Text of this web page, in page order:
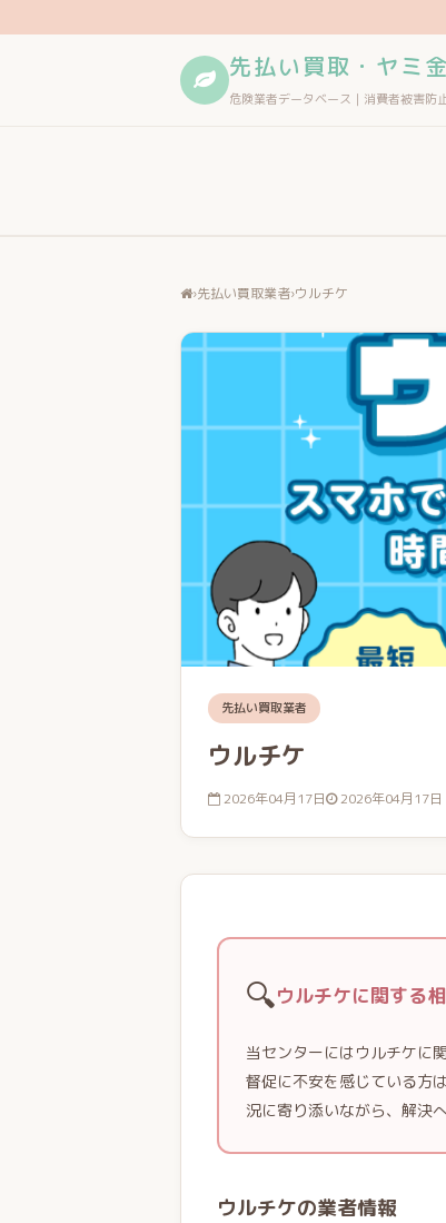
先払い買取・ヤミ
危険業者データベース｜消費者被害防
›先払い買取業者›ウルチケ
先払い買取業者
ウルチケ
2026年04月17日 2026年04月17日
🔍ウルチケに関する
当センターにはウルチケに
督促に不安を感じている方
況に寄り添いながら、解決
ウルチケの業者情報